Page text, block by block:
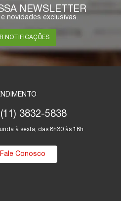
NEWSLETTER
novidades exclusivas.
NOTIFICAÇÕES
(11) 3832-5838
à sexta, das 8h30 às 18h
Fale Conosco